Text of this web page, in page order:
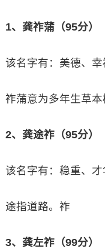
1、龚祚蒲（95分）
该名字有：美德、
祚蒲意为多年生草本
2、龚途祚（95分）
该名字有：稳重、
途指道路。祚
3、龚左祚（99分）